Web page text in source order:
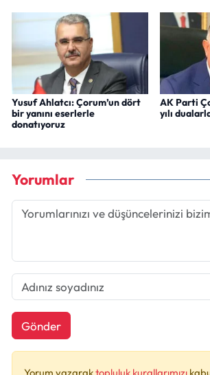
Yusuf Ahlatcı: Çorum’un dört
bir yanını eserlerle
donatıyoruz
AK Parti
yılı
Yorumlar
Gönder